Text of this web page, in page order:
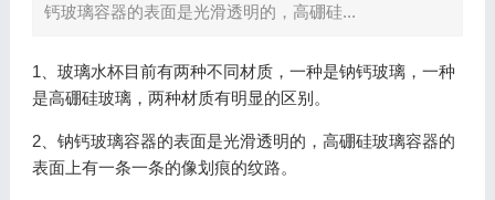
钙玻璃容器的表面是光滑透明的，高硼硅...
1、玻璃水杯目前有两种不同材质，一种是钠钙玻璃，一种
是高硼硅玻璃，两种材质有明显的区别。
2、钠钙玻璃容器的表面是光滑透明的，高硼硅玻璃容器的
表面上有一条一条的像划痕的纹路。